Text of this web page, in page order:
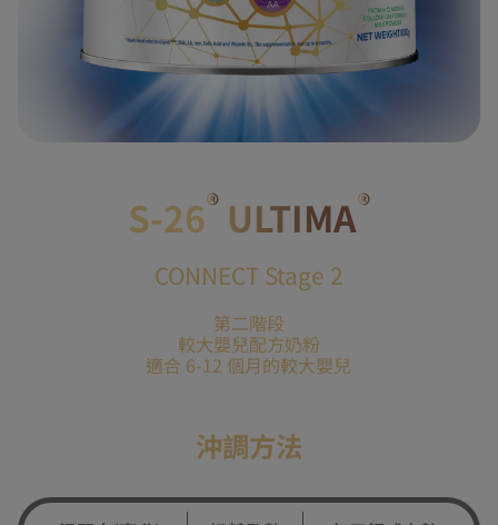
S-26®ULTIMA®
CONNECT Stage 2
第二階段
較大嬰兒配方奶粉
適合 6-12 個月的較大嬰兒
沖調方法